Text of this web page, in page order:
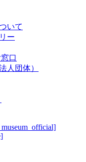
いて
ー
口
人団体）